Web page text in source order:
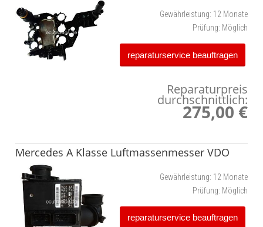
Gewährleistung: 12 Monate
Prüfung: Möglich
reparaturservice beauftragen
Reparaturpreis
durchschnittlich:
275,00 €
Mercedes A Klasse Luftmassenmesser VDO
Gewährleistung: 12 Monate
Prüfung: Möglich
reparaturservice beauftragen